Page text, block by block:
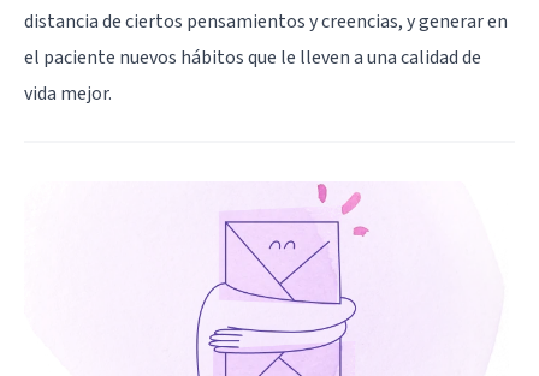
distancia de ciertos pensamientos y creencias, y generar en
el paciente nuevos hábitos que le lleven a una calidad de
vida mejor.